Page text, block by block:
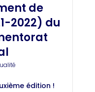
de
2022) du
édition !